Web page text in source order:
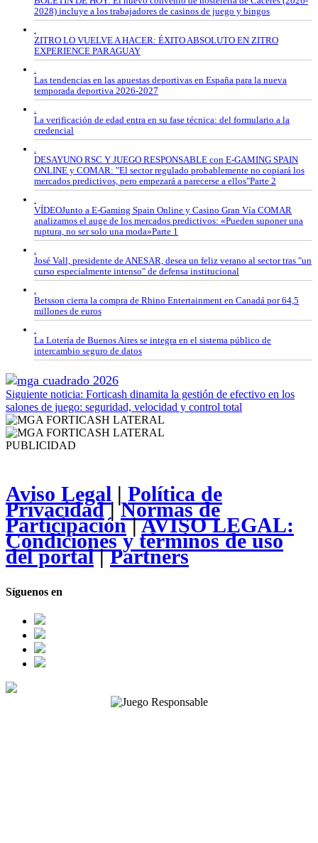
2028) incluye a los trabajadores de casinos de juego y bingos
ZITRO LO VUELVE A HACER: ÉXITO ABSOLUTO EN ZITRO
EXPERIENCE PARAGUAY
Las tendencias en las apuestas deportivas en España para la nueva
temporada deportiva 2026-2027
La verificación de edad entra en su fase técnica: del formulario a la
credencial
DESAYUNO RSC Y JUEGO RESPONSABLE con E-GAMING SPAIN
ONLINE y COMAR: "El sector regulado probablemente no copiará los
mercados predictivos, pero empezará a parecerse a ellos"Parte 2
VÍDEOJunto a E-Gaming Spain Online y Casino Gran Vía COMAR
analizamos el auge de los mercados predictivos: «Pueden suponer una
ruptura, no ser solo una moda»Parte 1
José Vall, presidente de ANESAR, desea un feliz verano al sector tras "un
curso especialmente intenso" de defensa institucional
Betsson cierra la compra de Rhino Entertainment en Canadá por 64,5
millones de euros
La Lotería de Buenos Aires se integra en el sistema público de
intercambio seguro de datos
Siguiente noticia: Forticash dinamita la gestión de efectivo en los
salones de juego: seguridad, velocidad y control total
PUBLICIDAD
Aviso Legal | Política de
Privacidad|Normas de
Participación|AVISO LEGAL:
Condiciones y términos de uso
del portal|Partners
Síguenos en